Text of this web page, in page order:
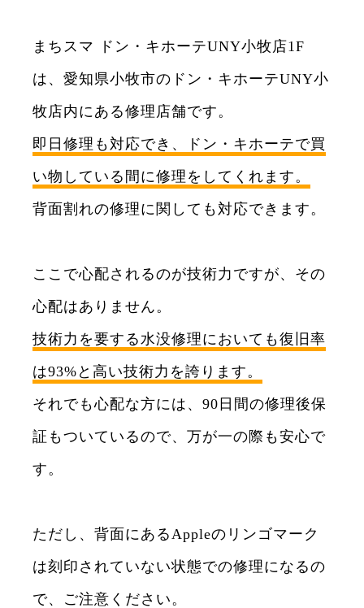
まちスマ ドン・キホーテUNY小牧店1F
は、愛知県小牧市のドン・キホーテUNY小
牧店内にある修理店舗です。
即日修理も対応でき、ドン・キホーテで買
い物している間に修理をしてくれます。
背面割れの修理に関しても対応できます。
ここで心配されるのが技術力ですが、その
心配はありません。
技術力を要する水没修理においても復旧率
は93%と高い技術力を誇ります。
それでも心配な方には、90日間の修理後保
証もついているので、万が一の際も安心で
す。
ただし、背面にあるAppleのリンゴマーク
は刻印されていない状態での修理になるの
で、ご注意ください。